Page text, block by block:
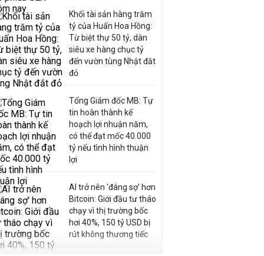
Khối tài sản hàng trăm
tỷ của Huấn Hoa Hồng:
Từ biệt thự 50 tỷ, dàn
siêu xe hàng chục tỷ
đến vườn tùng Nhật đắt
đỏ
Tổng Giám đốc MB: Tự
tin hoàn thành kế
hoạch lợi nhuận năm,
có thể đạt mốc 40.000
tỷ nếu tình hình thuận
lợi
AI trở nên 'đáng sợ' hơn
Bitcoin: Giới đầu tư tháo
chạy vì thị trường bốc
hơi 40%, 150 tỷ USD bị
rút không thương tiếc